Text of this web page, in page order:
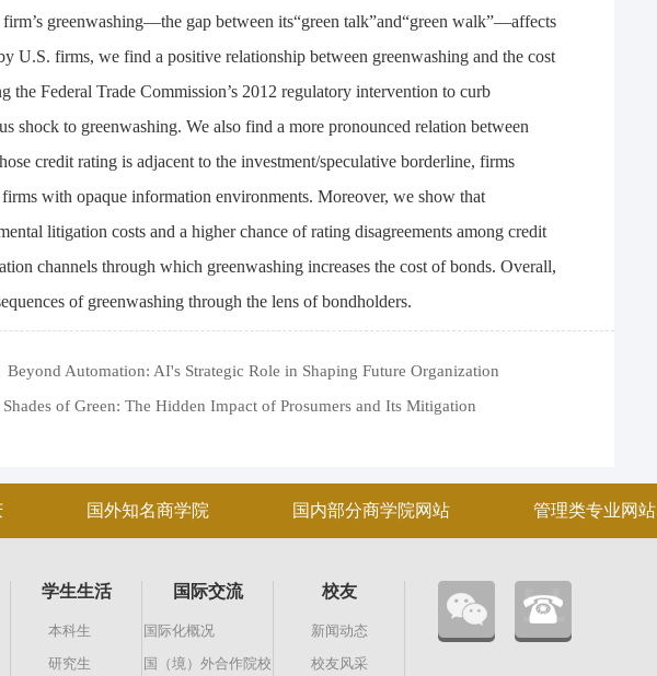
greenwashing—the gap between its“green talk”and“green walk”—affects
U.S. firms, we find a positive relationship between greenwashing and the cost
the Federal Trade Commission’s 2012 regulatory intervention to curb
shock to greenwashing. We also find a more pronounced relation between
credit rating is adjacent to the investment/speculative borderline, firms
with opaque information environments. Moreover, we show that
litigation costs and a higher chance of rating disagreements among credit
channels through which greenwashing increases the cost of bonds. Overall,
of greenwashing through the lens of bondholders.
Automation: AI's Strategic Role in Shaping Future Organization
of Green: The Hidden Impact of Prosumers and Its Mitigation
国外知名商学院 国内部分商学院网站 管理类专业网站
学生生活
本科生
研究生
国际交流
国际化概况
国（境）外合作院校
校友
新闻动态
校友风采